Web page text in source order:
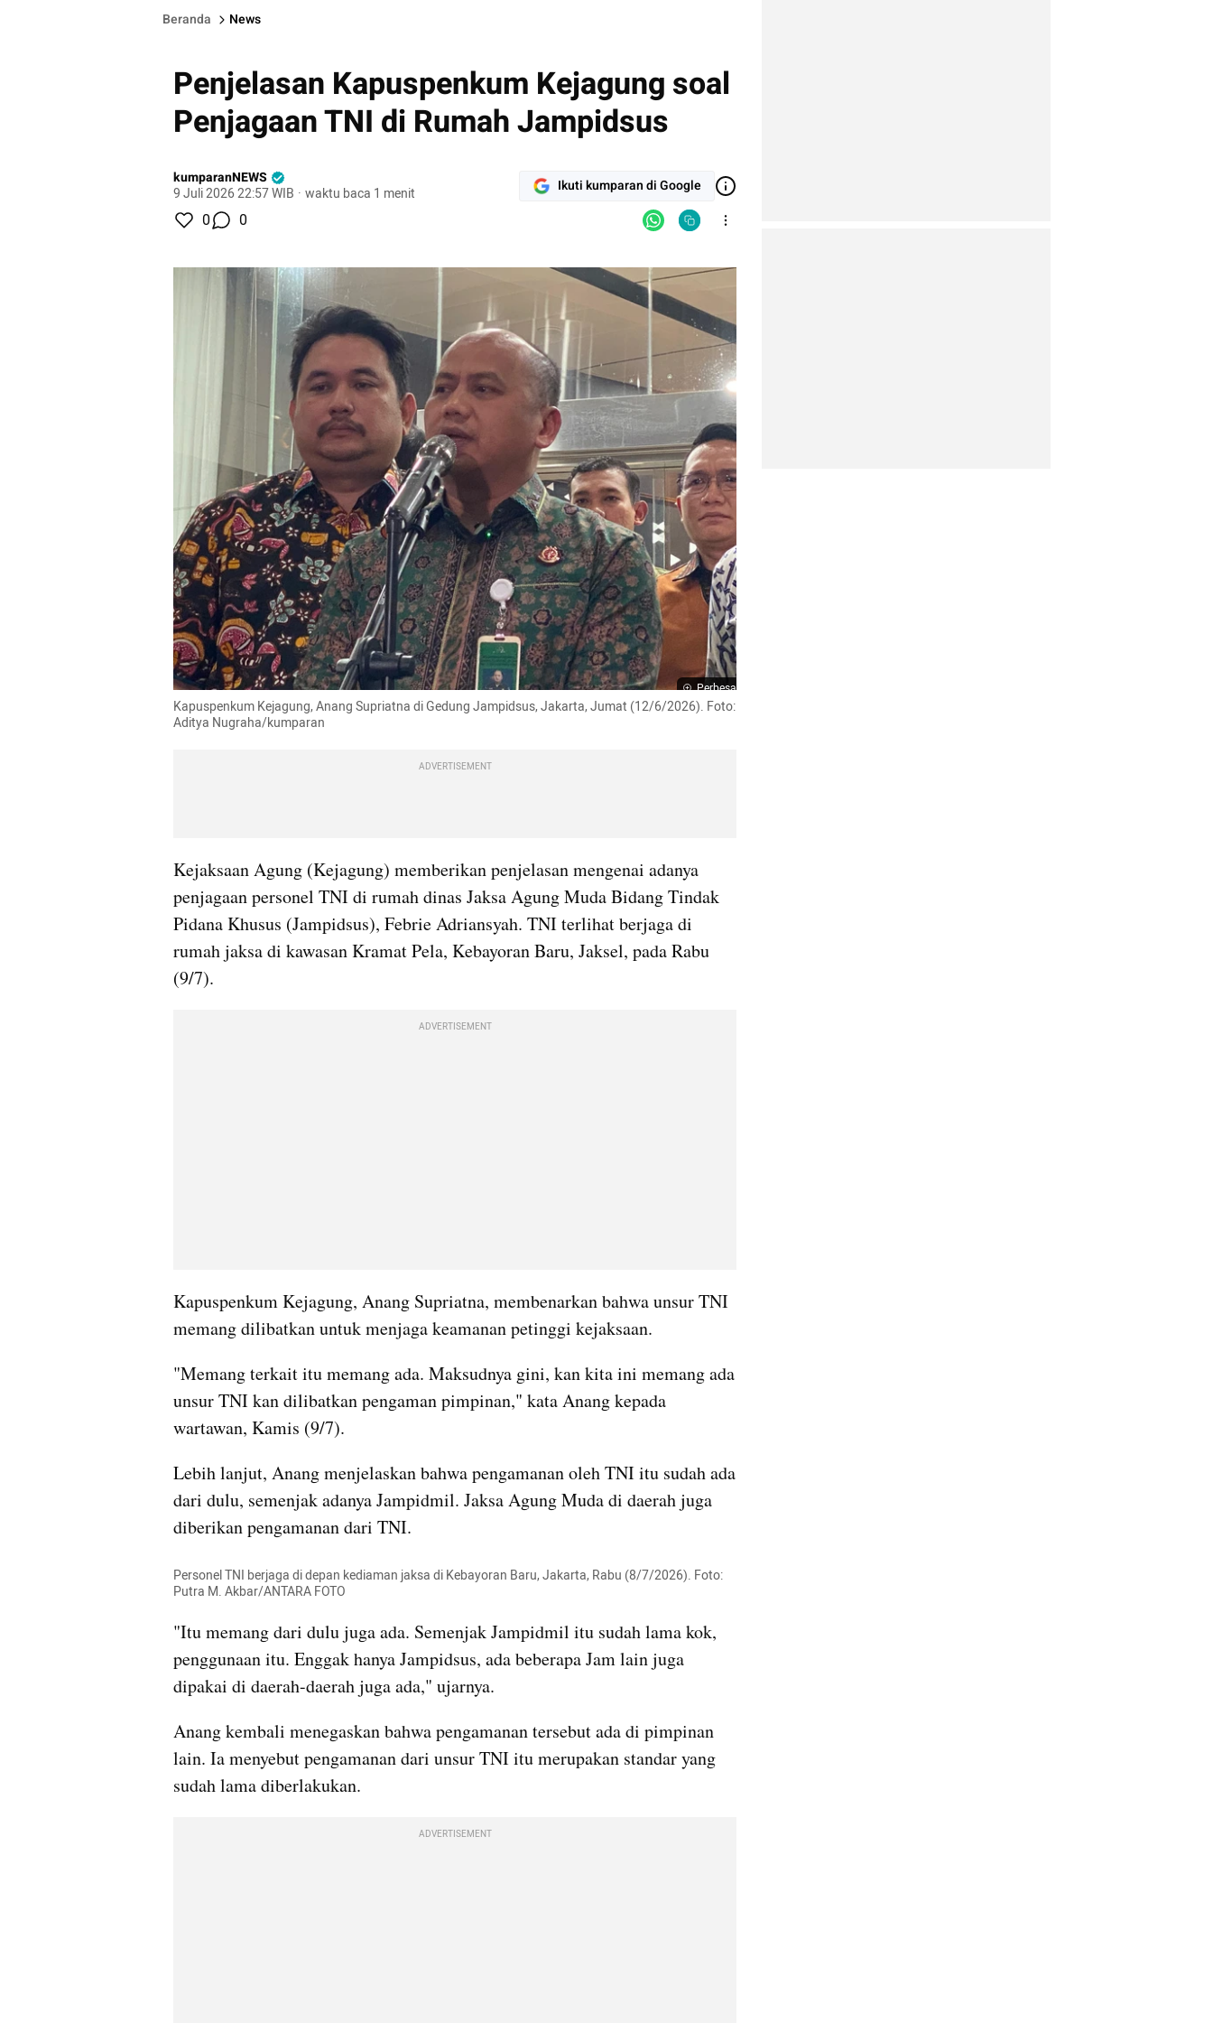
Beranda News
Penjelasan Kapuspenkum Kejagung soal
Penjagaan TNI di Rumah Jampidsus
kumparanNEWS
9 Juli 2026 22:57 WIB · waktu baca 1 menit Ikuti kumparan di Google
0 0
Perbesar
Kapuspenkum Kejagung, Anang Supriatna di Gedung Jampidsus, Jakarta, Jumat (12/6/2026). Foto:
Aditya Nugraha/kumparan
ADVERTISEMENT
Kejaksaan Agung (Kejagung) memberikan penjelasan mengenai adanya
penjagaan personel TNI di rumah dinas Jaksa Agung Muda Bidang Tindak
Pidana Khusus (Jampidsus), Febrie Adriansyah. TNI terlihat berjaga di
rumah jaksa di kawasan Kramat Pela, Kebayoran Baru, Jaksel, pada Rabu
(9/7).
ADVERTISEMENT
Kapuspenkum Kejagung, Anang Supriatna, membenarkan bahwa unsur TNI
memang dilibatkan untuk menjaga keamanan petinggi kejaksaan.
"Memang terkait itu memang ada. Maksudnya gini, kan kita ini memang ada
unsur TNI kan dilibatkan pengaman pimpinan," kata Anang kepada
wartawan, Kamis (9/7).
Lebih lanjut, Anang menjelaskan bahwa pengamanan oleh TNI itu sudah ada
dari dulu, semenjak adanya Jampidmil. Jaksa Agung Muda di daerah juga
diberikan pengamanan dari TNI.
Personel TNI berjaga di depan kediaman jaksa di Kebayoran Baru, Jakarta, Rabu (8/7/2026). Foto:
Putra M. Akbar/ANTARA FOTO
"Itu memang dari dulu juga ada. Semenjak Jampidmil itu sudah lama kok,
penggunaan itu. Enggak hanya Jampidsus, ada beberapa Jam lain juga
dipakai di daerah-daerah juga ada," ujarnya.
Anang kembali menegaskan bahwa pengamanan tersebut ada di pimpinan
lain. Ia menyebut pengamanan dari unsur TNI itu merupakan standar yang
sudah lama diberlakukan.
ADVERTISEMENT